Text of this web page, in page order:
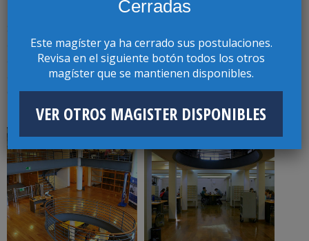
adecuado y eficiente acceso a recursos de información
actualizados e históricos, necesarios para apoyar a
alumnos y académicos de pregrado y postgrado, así
como la investigación.
Cerradas
Este magíster ya ha cerrado sus postulaciones.
Revisa en el siguiente botón todos los otros
magíster que se mantienen disponibles.
VER OTROS MAGISTER DISPONIBLES